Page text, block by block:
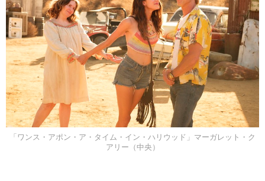
「ワンス・アポン・ア・タイム・イン・ハリウッド」マーガレット・ク
アリー（中央）